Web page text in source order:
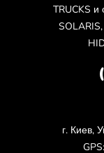
TRUCKS
г. Киев,